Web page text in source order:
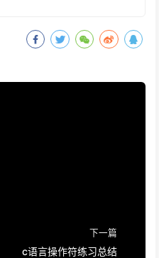
下一篇
c语言操作符练习总结